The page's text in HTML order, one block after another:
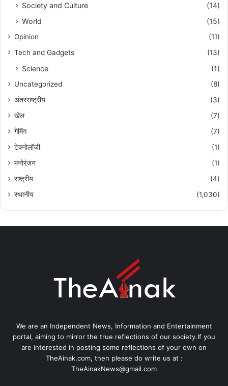
Society and Culture
(14)
World
(15)
Opinion
(11)
Tech and Gadgets
(13)
Science (1)
Uncategorized
(8)
अंतरराष्ट्रीय
(3)
खेल
(7)
गेमिंग
(7)
टेक्नोलॉजी
(1)
मनोरंजन
(1)
राष्ट्रीय
(4)
स्थानीय
(1,030)
We are an Independent News, Information and Entertainment
portal, aiming to mirror the true reflections of our society.If you
are interested in posting some reflections of your own on
TheAinak.com, then please do write us at :
TheAinakNews@gmail.com